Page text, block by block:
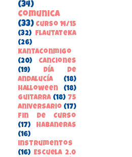
(34)
ComunicA
(33) Curso 14/15
(32)
FlautateKa
(26)
kantaconmigo
(20)
canciones
(19)
Día de
Andalucía
(18)
Halloween
(18)
guitarra (18) 75
aniversario (17)
Fin de Curso
(17)
habaneras
(16)
instrumentos
(16) Escuela 2.0